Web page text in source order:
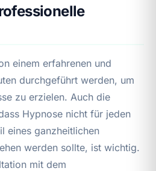
einem erfahrenen und
durchgeführt werden, um
zu erzielen. Auch die
Hypnose nicht für jeden
eines ganzheitlichen
werden sollte, ist wichtig.
mit dem